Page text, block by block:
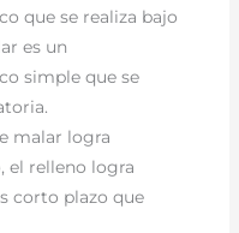
que se realiza bajo
es un
simple que se
malar logra
el relleno logra
corto plazo que